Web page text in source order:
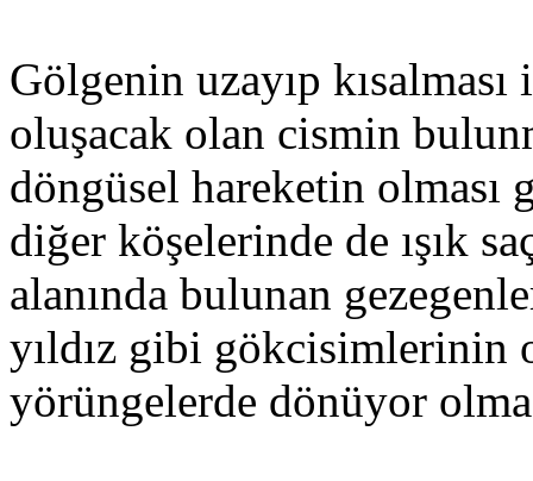
Gölgenin uzayıp
oluşacak olan cismin
döngüsel hareketin olması
diğer köşelerinde de ışık
alanında bulunan
yıldız gibi gökcisimlerinin
yörüngelerde dönüyor